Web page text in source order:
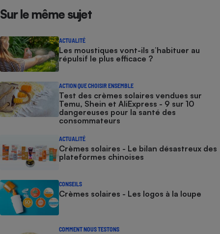
Sur le même sujet
ACTUALITÉ
Les moustiques vont-ils s’habituer au
répulsif le plus efficace ?
ACTION QUE CHOISIR ENSEMBLE
Test des crèmes solaires vendues sur
Temu, Shein et AliExpress - 9 sur 10
dangereuses pour la santé des
consommateurs
ACTUALITÉ
Crèmes solaires - Le bilan désastreux des
plateformes chinoises
CONSEILS
Crèmes solaires - Les logos à la loupe
COMMENT NOUS TESTONS